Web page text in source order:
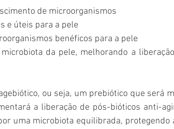
de microorganismos
e úteis para a pele
benéficos para a pele
da pele, melhorando a
ou seja, um prebiótico que será
a liberação de pós-bióticos anti-
uma microbiota equilibrada, protegendo